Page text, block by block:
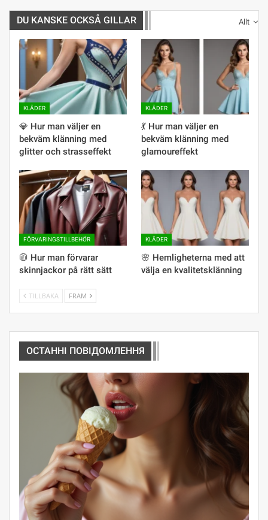
Allt
DU KANSKE OCKSÅ GILLAR
KLÄDER
💎 Hur man väljer en
bekväm klänning med
glitter och strasseffekt
KLÄDER
💃 Hur man väljer en
bekväm klänning med
glamoureffekt
FÖRVARINGSTILLBEHÖR
🧥 Hur man förvarar
skinnjackor på rätt sätt
KLÄDER
🌸 Hemligheterna med att
välja en kvalitetsklänning
TILLBAKA FRAM
ОСТАННІ ПОВІДОМЛЕННЯ